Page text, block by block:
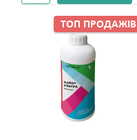
ТОП ПРОДАЖIВ